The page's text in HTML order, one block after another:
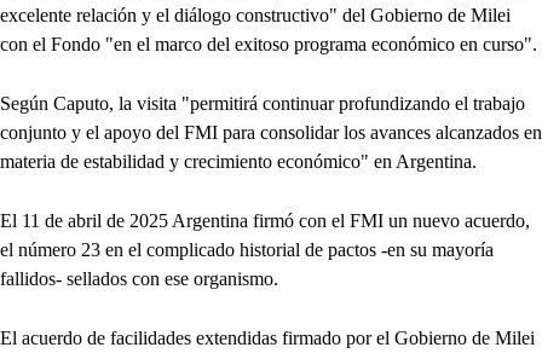
excelente relación y el diálogo constructivo" del Gobierno de Milei
con el Fondo "en el marco del exitoso programa económico en curso".
Según Caputo, la visita "permitirá continuar profundizando el trabajo
conjunto y el apoyo del FMI para consolidar los avances alcanzados en
materia de estabilidad y crecimiento económico" en Argentina.
El 11 de abril de 2025 Argentina firmó con el FMI un nuevo acuerdo,
el número 23 en el complicado historial de pactos -en su mayoría
fallidos- sellados con ese organismo.
El acuerdo de facilidades extendidas firmado por el Gobierno de Milei